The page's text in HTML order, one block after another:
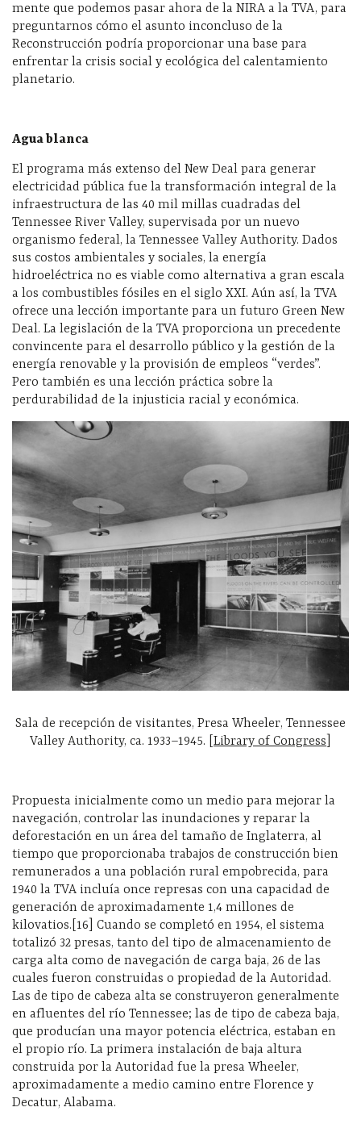
mente que podemos pasar ahora de la NIRA a la TVA, para
preguntarnos cómo el asunto inconcluso de la
Reconstrucción podría proporcionar una base para
enfrentar la crisis social y ecológica del calentamiento
planetario.
Agua blanca
El programa más extenso del New Deal para generar
electricidad pública fue la transformación integral de la
infraestructura de las 40 mil millas cuadradas del
Tennessee River Valley, supervisada por un nuevo
organismo federal, la Tennessee Valley Authority. Dados
sus costos ambientales y sociales, la energía
hidroeléctrica no es viable como alternativa a gran escala
a los combustibles fósiles en el siglo XXI. Aún así, la TVA
ofrece una lección importante para un futuro Green New
Deal. La legislación de la TVA proporciona un precedente
convincente para el desarrollo público y la gestión de la
energía renovable y la provisión de empleos “verdes”.
Pero también es una lección práctica sobre la
perdurabilidad de la injusticia racial y económica.
Sala de recepción de visitantes, Presa Wheeler, Tennessee
Valley Authority, ca. 1933–1945. [ Library of Congress
Propuesta inicialmente como un medio para mejorar la
navegación, controlar las inundaciones y reparar la
deforestación en un área del tamaño de Inglaterra, al
tiempo que proporcionaba trabajos de construcción bien
remunerados a una población rural empobrecida, para
1940 la TVA incluía once represas con una capacidad de
generación de aproximadamente 1,4 millones de
kilovatios.[16] Cuando se completó en 1954, el sistema
totalizó 32 presas, tanto del tipo de almacenamiento de
carga alta como de navegación de carga baja, 26 de las
cuales fueron construidas o propiedad de la Autoridad.
Las de tipo de cabeza alta se construyeron generalmente
en afluentes del río Tennessee; las de tipo de cabeza baja,
que producían una mayor potencia eléctrica, estaban en
el propio río. La primera instalación de baja altura
construida por la Autoridad fue la presa Wheeler,
aproximadamente a medio camino entre Florence y
Decatur, Alabama.